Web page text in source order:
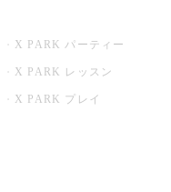
X PARK パーティー
X PARK レッスン
X PARK プレイ